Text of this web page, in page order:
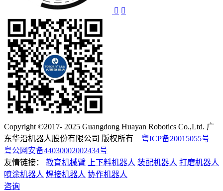
Copyright ©2017- 2025 Guangdong Huayan Robotics Co.,Ltd. 广
东华沿机器人股份有限公司 版权所有 粤ICP备20015055号
粤公网安备44030002002434号
友情链接：
教育机械臂 上下料机器人 装配机器人 打磨机器人
喷涂机器人 焊接机器人 协作机器人
咨询